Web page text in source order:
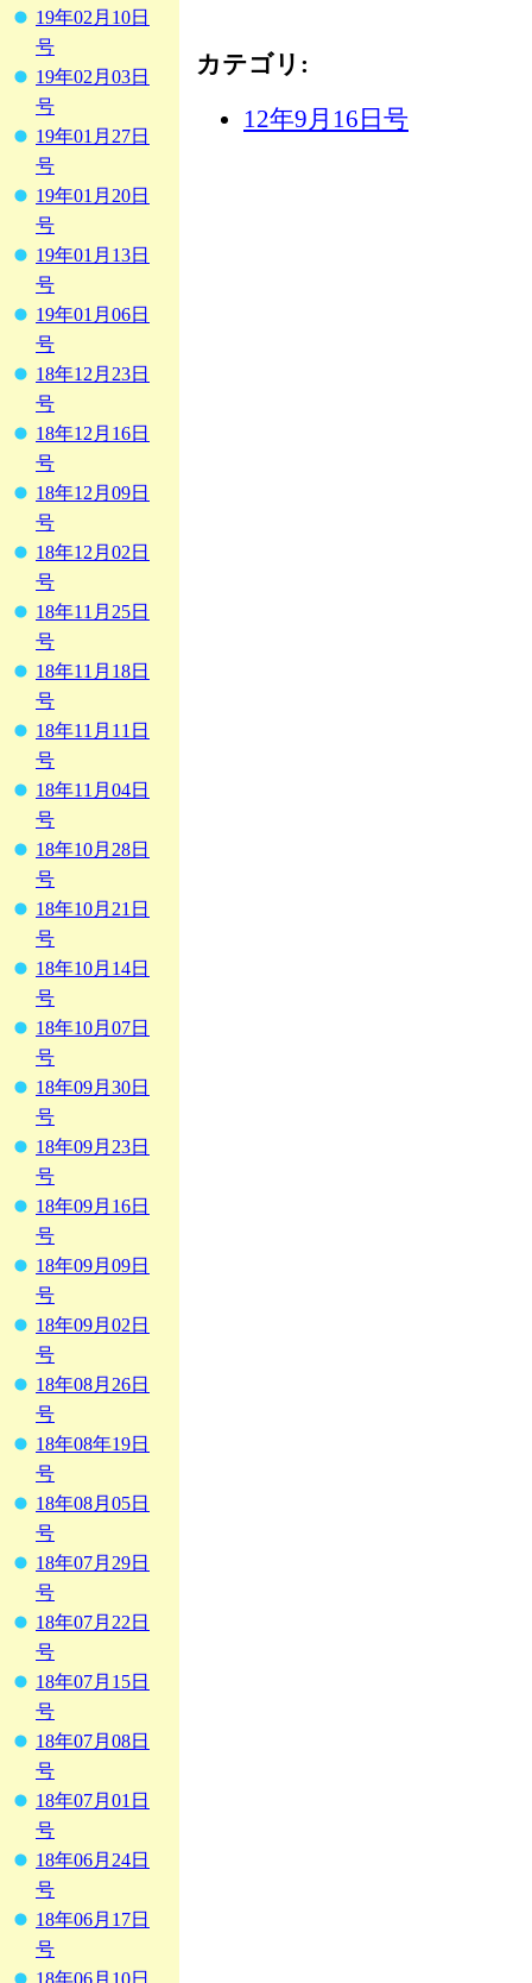
19年02月10日
号
19年02月03日
号
19年01月27日
号
19年01月20日
号
19年01月13日
号
19年01月06日
号
18年12月23日
号
18年12月16日
号
18年12月09日
号
18年12月02日
号
18年11月25日
号
18年11月18日
号
18年11月11日
号
18年11月04日
号
18年10月28日
号
18年10月21日
号
18年10月14日
号
18年10月07日
号
18年09月30日
号
18年09月23日
号
18年09月16日
号
18年09月09日
号
18年09月02日
号
18年08月26日
号
18年08年19日
号
18年08月05日
号
18年07月29日
号
18年07月22日
号
18年07月15日
号
18年07月08日
号
18年07月01日
号
18年06月24日
号
18年06月17日
号
カテゴリ :
12年9月16日号